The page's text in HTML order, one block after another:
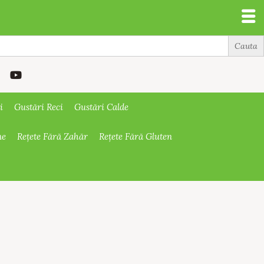
Gustări Reci Gustări Calde
Rețete Fără Zahăr Rețete Fără Gluten